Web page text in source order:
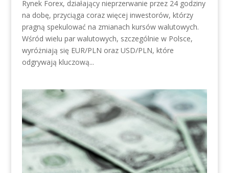
Rynek Forex, działający nieprzerwanie przez 24 godziny
na dobę, przyciąga coraz więcej inwestorów, którzy
pragną spekulować na zmianach kursów walutowych.
Wśród wielu par walutowych, szczególnie w Polsce,
wyróżniają się EUR/PLN oraz USD/PLN, które
odgrywają kluczową...